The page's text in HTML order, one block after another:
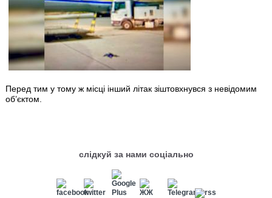
Перед тим у тому ж місці інший літак зіштовхнувся з невідомим
об’єктом.
слідкуй за нами соціально